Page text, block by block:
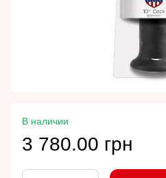
В наличии
3 780.00 грн